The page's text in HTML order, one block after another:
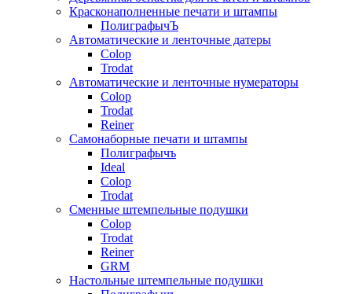
Красконаполненные печати и штампы
ПолиграфычЪ
Автоматические и ленточные датеры
Colop
Trodat
Автоматические и ленточные нумераторы
Colop
Trodat
Reiner
Самонаборные печати и штампы
Полиграфычъ
Ideal
Colop
Trodat
Сменные штемпельные подушки
Colop
Trodat
Reiner
GRM
Настольные штемпельные подушки